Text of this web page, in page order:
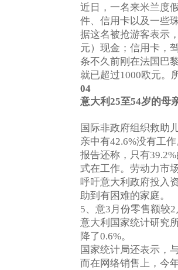
近日，一名来米兰度
件、信用卡以及一些
据这名被抢游客表示
元）现金；信用卡，
条不久前刚在法国巴
就已超过1000欧元。
04
意大利 25至54岁的母
国际非政府组织救助
亲中有42.6%没有工作
报告还称，只有39.2%
式在工作。劳动力市
呼吁意大利政府投入
助到有困难的家庭。
5、意3 月份零售额较2
意大利国家统计研究
降了0.6%。
国家统计局还表示，
而在网络销售上，今